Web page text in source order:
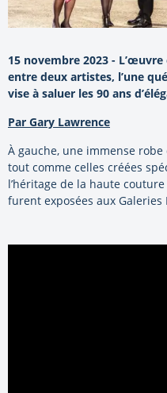
15 novembre 2023 -
entre deux artistes, l’une
vise à saluer les 90 ans
Par Gary Lawrence
À gauche, une immense
tout comme celles créées
l’héritage de la haute
furent exposées aux Galeries